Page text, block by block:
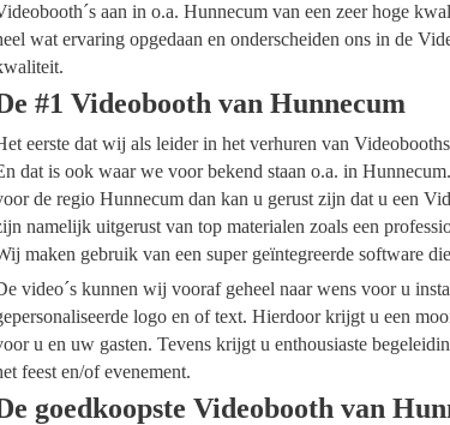
aan in o.a. Hunnecum van een zeer hoge
wat ervaring opgedaan en onderscheiden ons in de
#1 Videobooth van Hunnecum
eerste dat wij als leider in het verhuren van
dat is ook waar we voor bekend staan o.a. in
de regio Hunnecum dan kan u gerust zijn dat u een
namelijk uitgerust van top materialen zoals een
maken gebruik van een super geïntegreerde software
video´s kunnen wij vooraf geheel naar wens voor u
logo en of text. Hierdoor krijgt u een
u en uw gasten. Tevens krijgt u enthousiaste
feest en/of evenement.
goedkoopste Videobooth van